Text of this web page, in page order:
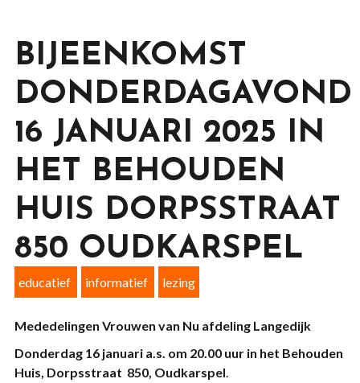
BIJEENKOMST
DONDERDAGAVOND
16 JANUARI 2025 IN
HET BEHOUDEN
HUIS DORPSSTRAAT
850 OUDKARSPEL
educatief informatief lezing
Mededelingen Vrouwen van Nu afdeling Langedijk
Donderdag 16 januari a.s. om 20.00 uur in het Behouden
Huis, Dorpsstraat 850, Oudkarspel.